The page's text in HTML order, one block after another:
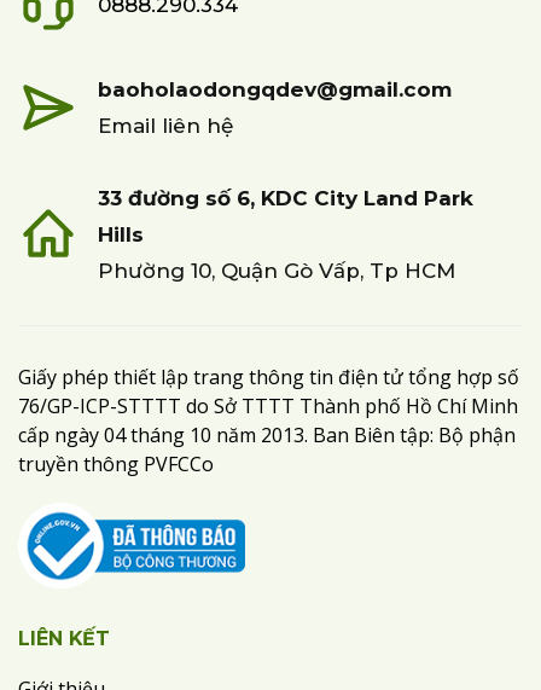
baoholaodongqdev@gmail.com
Email liên hệ
33 đường số 6, KDC City Land Park
Hills
Phường 10, Quận Gò Vấp, Tp HCM
Giấy phép thiết lập trang thông tin điện tử tổng hợp số
76/GP-ICP-STTTT do Sở TTTT Thành phố Hồ Chí Minh
cấp ngày 04 tháng 10 năm 2013. Ban Biên tập: Bộ phận
truyền thông PVFCCo
LIÊN KẾT